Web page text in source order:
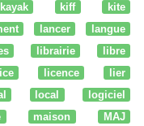
kayak kiff
kite
lancer
langue
librairie
libre
lice licence
lier
local
logiciel
maison
MAJ